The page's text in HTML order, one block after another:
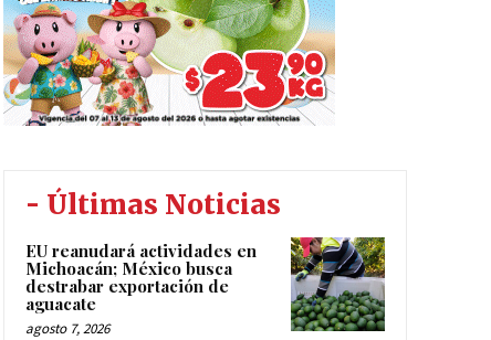
- Últimas Noticias
EU reanudará actividades en
Michoacán; México busca
destrabar exportación de
aguacate
agosto 7, 2026